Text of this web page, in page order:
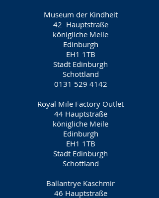
Museum der Kindheit
42 Hauptstraße
königliche Meile
Edinburgh
EH1 1TB
Stadt Edinburgh
Schottland
0131 529 4142
Royal Mile Factory Outlet
44 Hauptstraße
königliche Meile
Edinburgh
EH1 1TB
Stadt Edinburgh
Schottland
Ballantrye Kaschmir
46 Hauptstraße